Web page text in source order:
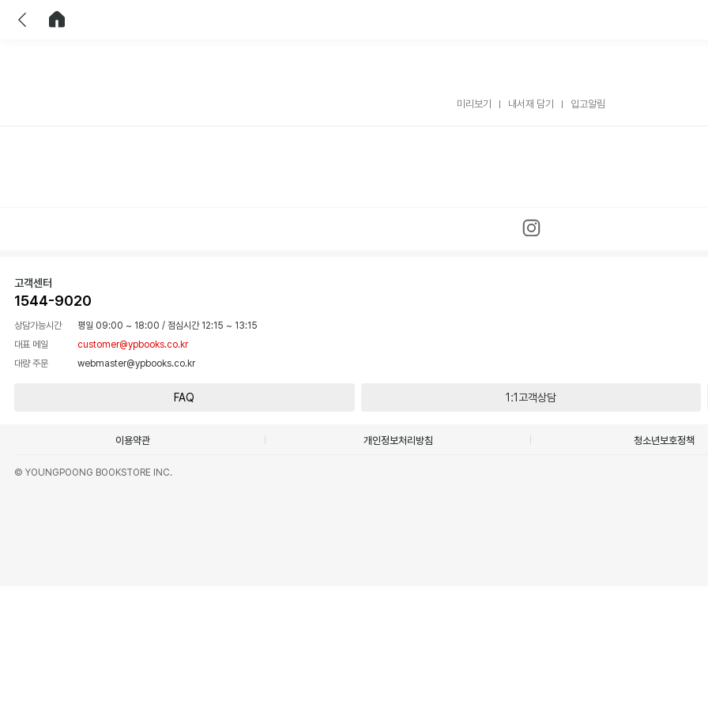
미리보기 내서재 담기 입고알림
고객센터
1544-9020
상담가능시간 평일 09:00 ~ 18:00 / 점심시간 12:15 ~ 13:15
대표 메일
customer@ypbooks.co.kr
대량 주문
webmaster@ypbooks.co.kr
FAQ 1:1고객상담
이용약관 개인정보처리방침 청소년보호정책
© YOUNGPOONG BOOKSTORE INC.